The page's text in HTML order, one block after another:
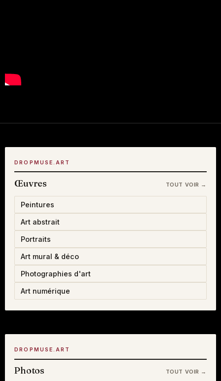
DROPMUSE.ART
Œuvres TOUT VOIR →
Peintures
Art abstrait
Portraits
Art mural & déco
Photographies d'art
Art numérique
DROPMUSE.ART
Photos TOUT VOIR →